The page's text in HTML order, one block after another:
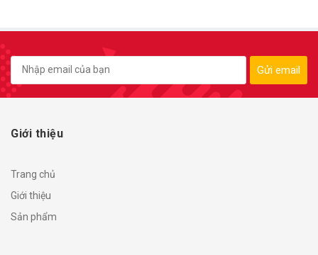
Gửi email
Giới thiệu
Trang chủ
Giới thiệu
Sản phẩm